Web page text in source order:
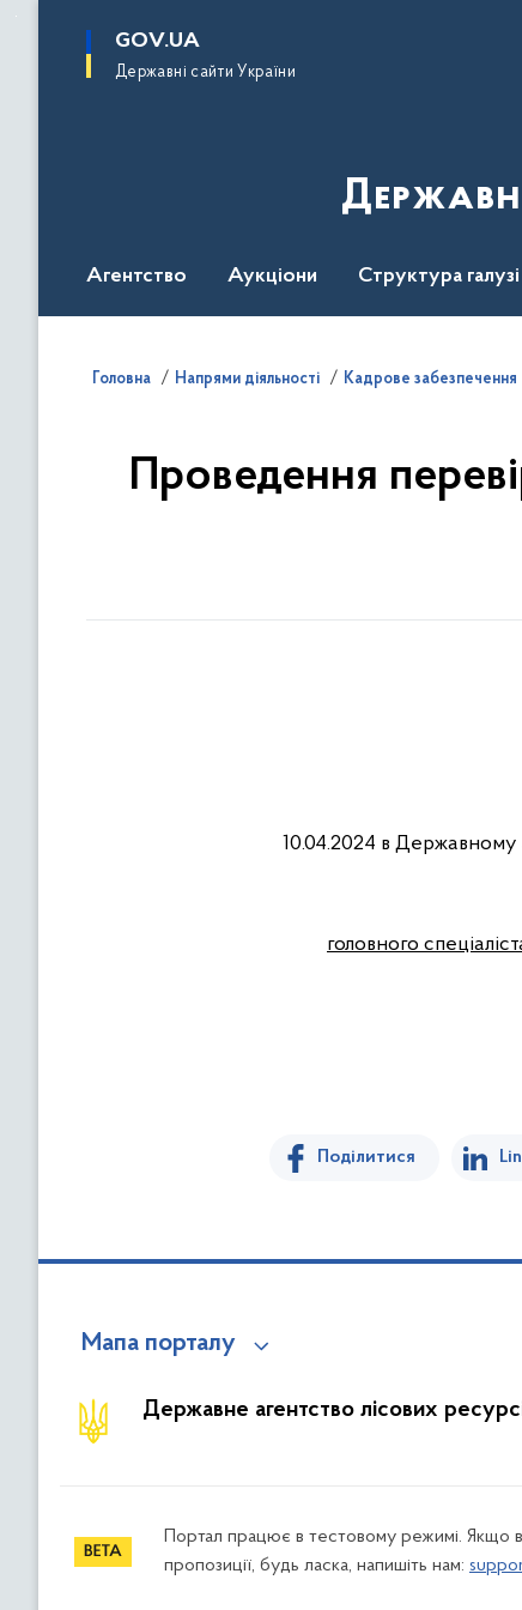
основного
GOV.UA
Державні сайти України
Агентство Аукціони Структура галузі
Головна Напрями діяльності Кадрове забезпечення
Проведення
10.04.2024 в Державному
головного
Поділитися
Мапа порталу
Державне агентство лісових
Портал працює в тестовому режимі. Якщо
пропозиції, будь ласка, напишіть нам: